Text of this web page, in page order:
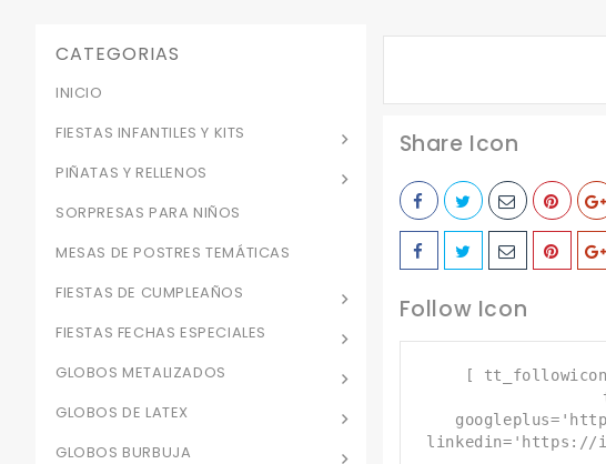
Share Icon
Follow Icon
[
linkedin='https://
CATEGORIAS
INICIO
FIESTAS INFANTILES Y KITS
PIÑATAS Y RELLENOS
SORPRESAS PARA NIÑOS
MESAS DE POSTRES TEMÁTICAS
FIESTAS DE CUMPLEAÑOS
FIESTAS FECHAS ESPECIALES
GLOBOS METALIZADOS
GLOBOS DE LATEX
GLOBOS BURBUJA